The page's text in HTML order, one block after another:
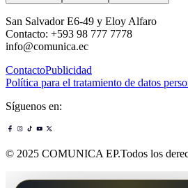
San Salvador E6-49 y Eloy Alfaro
Contacto: +593 98 777 7778
info@comunica.ec
ContactoPublicidad
Política para el tratamiento de datos
Síguenos en:
© 2025 COMUNICA EP.Todos los